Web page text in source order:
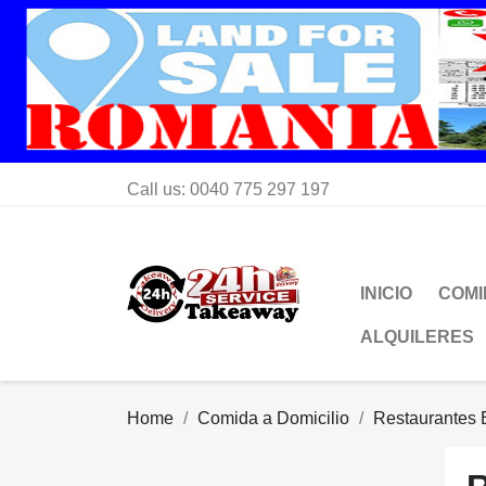
Call us: 0040 775 297 197
INICIO
ALQUILERES
Home Comida a Domicilio Restaurantes